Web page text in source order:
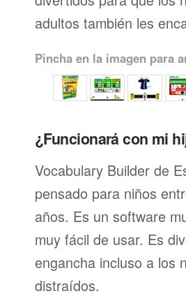
adultos también les
Pincha en la imagen para
¿Funcionará con mi
Vocabulary Builder de
pensado para niños
años. Es un software
muy fácil de usar. Es
engancha incluso a los
distraídos.